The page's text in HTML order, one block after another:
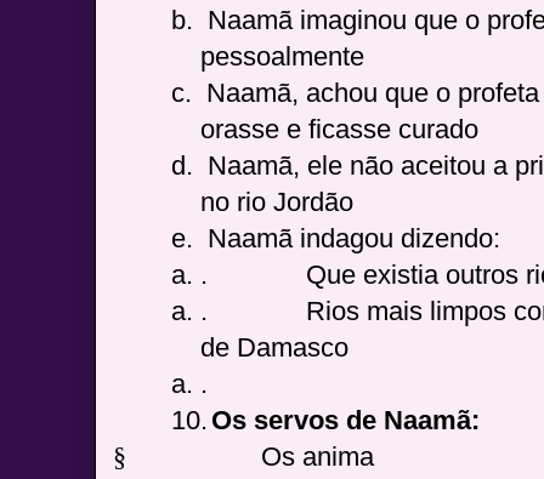
b. Naamã imaginou que o
pessoalmente
c. Naamã, achou que o
orasse e ficasse curado
d. Naamã, ele não aceitou a
no rio Jordão
e. Naamã indagou dizendo:
a. .
Que existia outros
a. .
Rios mais limpos
de Damasco
a. .
10. Os servos de Naamã:
§
Os anima